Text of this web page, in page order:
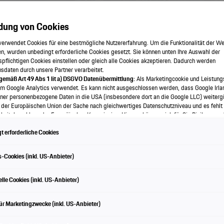
Tursimo
» Modell entdecken
Leistung auf einen
von Cookies
Cookies für eine bestmögliche Nutzererfahrung. Um die Funktionalität der
wurden unbedingt erforderliche Cookies gesetzt. Sie können unten Ihre Auswahl der
Cookies einstellen oder gleich alle Cookies akzeptieren. Dadurch werden
durch unsere Partner verarbeitet.
Art 49 Abs 1 lit a) DSGVO Datenübermittlung:Als Marketingcookie und
Google Analytics verwendet. Es kann nicht ausgeschlossen werden, dass Google
personenbezogene Daten in die USA (insbesondere dort an die Google LLC)
Europäischen Union der Sache nach gleichwertiges Datenschutzniveau und es
der Europäischen Kommission. Hieraus können sich für Sie Risiken
weil nicht ausgeschlossen werden kann, dass aufgrund aktueller Gesetze US-
auch für US-Dienstleister erlauben, dann stimmen Sie damit auch gemäß Art 49
die für Zwecke von Google Analytics gesetzt werden, finden Sie in den Cookie-
für diese Website und die Cookies ist die Porsche Austria GmbH und Co. OG.
erforderliche Cookies
Cookies (inkl. US-Anbieter)
Cookies (inkl. US-Anbieter)
Marketingzwecke (inkl. US-Anbieter)